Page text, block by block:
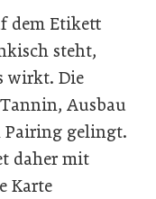
dem Etikett
steht,
wirkt. Die
Ausbau
Pairing gelingt.
daher mit
Karte